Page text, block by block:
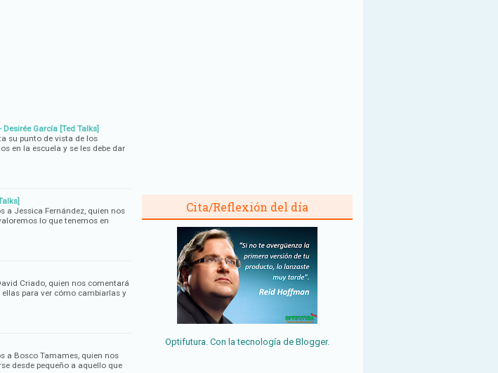
García [Ted Talks]
su punto de vista de los
en la escuela y se les debe dar
a Jessica Fernández, quien nos
lo que tenemos en
Criado, quien nos comentará
para ver cómo cambiarlas y
a Bosco Tamames, quien nos
desde pequeño a aquello que
Cita/Reflexión del día
Optifutura. Con la tecnología de Blogger.